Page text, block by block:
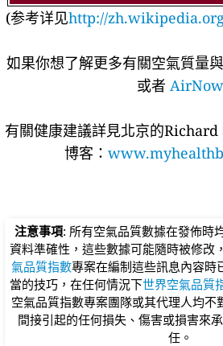
(参考详见http://
如果你想了解更多有關空氣質量
或者 AirNow
有關健康建議詳​​見北京的
博客：
注意事項: 所有空氣品質數據在發佈時
資料準確性，這些數據可能隨時被修改
氣品質指數專案在編制這些訊息內容時
當的技巧，在任何情況下世界空氣品質
空氣品質指數專案團隊或其代理人均不
間接引起的任何損失、傷害或損害來
任。